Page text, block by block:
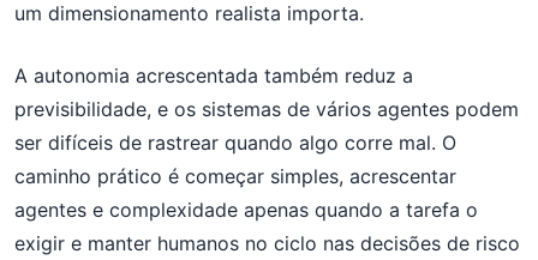
um dimensionamento realista importa.
A autonomia acrescentada também reduz a
previsibilidade, e os sistemas de vários agentes podem
ser difíceis de rastrear quando algo corre mal. O
caminho prático é começar simples, acrescentar
agentes e complexidade apenas quando a tarefa o
exigir e manter humanos no ciclo nas decisões de risco